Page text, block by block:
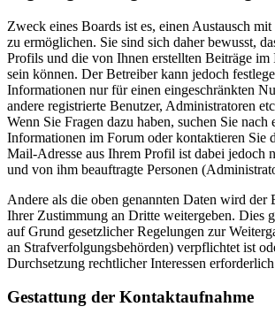
Zweck eines Boards ist es, einen Austausch mit
zu ermöglichen. Sie sind sich daher bewusst,
Profils und die von Ihnen erstellten Beiträge im
sein können. Der Betreiber kann jedoch
Informationen nur für einen eingeschränkten
andere registrierte Benutzer, Administratoren
Wenn Sie Fragen dazu haben, suchen Sie nach
Informationen im Forum oder kontaktieren Sie
Mail-Adresse aus Ihrem Profil ist dabei jedoch
und von ihm beauftragte Personen
Andere als die oben genannten Daten wird der
Ihrer Zustimmung an Dritte weitergeben. Dies
auf Grund gesetzlicher Regelungen zur
an Strafverfolgungsbehörden) verpflichtet ist
Durchsetzung rechtlicher Interessen
Gestattung der Kontaktaufnahme